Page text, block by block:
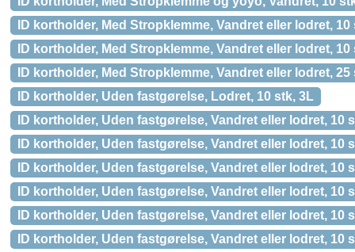
ID kortholder, Med Stropklemme, Vandret eller lodret,
ID kortholder, Med Stropklemme, Vandret eller lodret,
ID kortholder, Med Stropklemme, Vandret eller lodret,
ID kortholder, Uden fastgørelse, Lodret, 10 stk, 3L
ID kortholder, Uden fastgørelse, Vandret eller lodret, 10
ID kortholder, Uden fastgørelse, Vandret eller lodret, 10
ID kortholder, Uden fastgørelse, Vandret eller lodret, 10
ID kortholder, Uden fastgørelse, Vandret eller lodret, 10
ID kortholder, Uden fastgørelse, Vandret eller lodret, 10
ID kortholder, Uden fastgørelse, Vandret eller lodret, 10